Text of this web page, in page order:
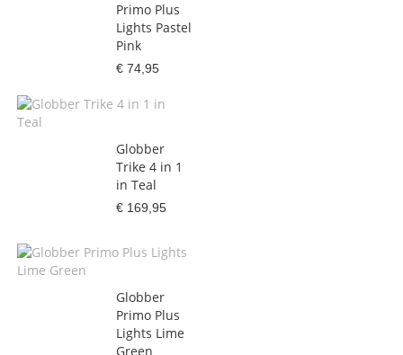
Primo Plus
Lights Pastel
Pink
€ 74,95
Globber
Trike 4 in 1
in Teal
€ 169,95
Globber
Primo Plus
Lights Lime
Green